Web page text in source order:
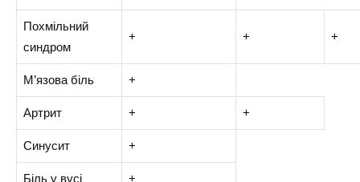
Похмільний
синдром
+ + +
М’язова біль +
Артрит + +
Синусит +
Біль у вусі +